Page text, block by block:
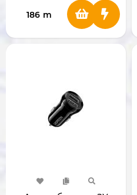
186 m